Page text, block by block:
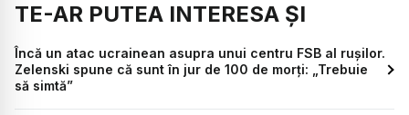
TE-AR PUTEA INTERESA ȘI
Încă un atac ucrainean asupra unui centru FSB al rușilor.
Zelenski spune că sunt în jur de 100 de morți: „Trebuie
să simtă”